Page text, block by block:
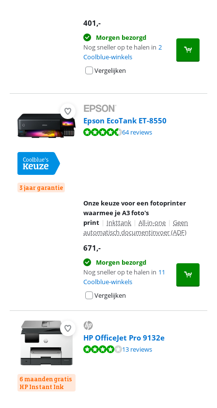
401,-
Morgen bezorgd
Nog sneller op te halen in 2
Coolblue-winkels
Vergelijken
3 jaar garantie
Epson EcoTank ET-8550
Beoordeling is 8,9 van de 10, gebaseerd op 64 reviews.
64 reviews
Onze keuze voor een fotoprinter
waarmee je A3 foto's
print | Inkttank | All-in-one | Geen
automatisch documentinvoer (ADF)
671,-
Morgen bezorgd
Nog sneller op te halen in 11
Coolblue-winkels
Vergelijken
6 maanden gratis
HP Instant Ink
HP OfficeJet Pro 9132e
Beoordeling is 8,2 van de 10, gebaseerd op 13 reviews.
13 reviews